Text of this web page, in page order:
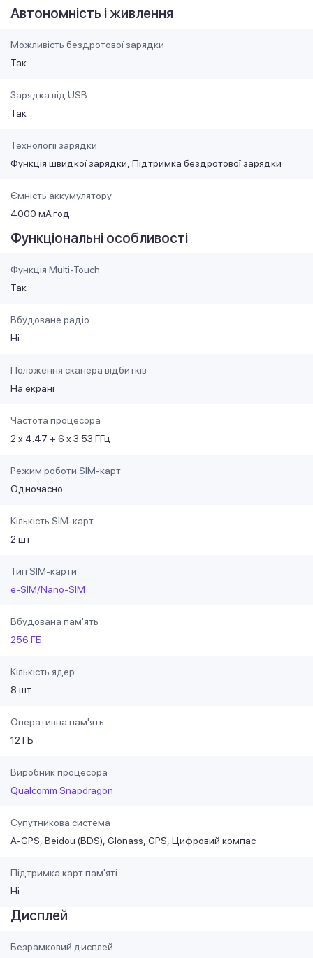
Автономність і живлення
Можливість бездротової зарядки
Так
Зарядка від USB
Так
Технології зарядки
Функція швидкої зарядки Підтримка бездротової зарядки
Ємність аккумулятору
4000 мА·год
Функціональні особливості
Функція Multi-Touch
Так
Вбудоване радіо
Ні
Положення сканера відбитків
На екрані
Частота процесора
2 x 4.47 + 6 x 3.53 ГГц
Режим роботи SIM-карт
Одночасно
Кількість SIM-карт
2 шт
Тип SIM-карти
e-SIM/Nano-SIM
Вбудована пам'ять
256 ГБ
Кількість ядер
8 шт
Оперативна пам'ять
12 ГБ
Виробник процесора
Qualcomm Snapdragon
Супутникова система
A-GPS Beidou (BDS) Glonass GPS Цифровий компас
Підтримка карт пам'яті
Ні
Дисплей
Безрамковий дисплей